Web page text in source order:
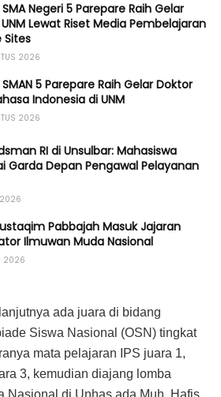
Negeri 5 Parepare Raih Gelar
Lewat Riset Media Pembelajaran
Sites
2026
5 Parepare Raih Gelar Doktor
Indonesia di UNM
2026
RI di Unsulbar: Mahasiswa
Garda Depan Pengawal Pelayanan
2026
Pabbajah Masuk Jajaran
Ilmuwan Muda Nasional
2026
ada juara di bidang
Siswa Nasional (OSN) tingkat
mata pelajaran IPS juara 1,
3, kemudian diajang lomba
Nasional di Unhas ada Muh. Hafis